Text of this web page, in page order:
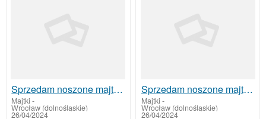
Sprzedam noszone majtkistanikiskarpetki rajstopyzakolanowki
Majtki -
Wrocław (dolnośląskie)
26/04/2024
Sprzedam noszone majtkistanikiskarpetki rajstopyzakolanowki
Majtki -
Wrocław (dolnośląskie)
26/04/2024